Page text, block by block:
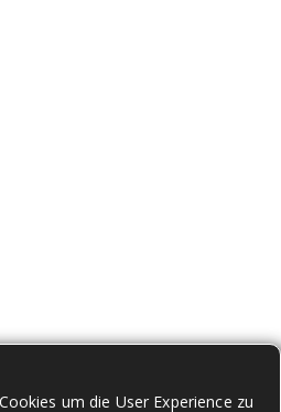
um die User Experience zu